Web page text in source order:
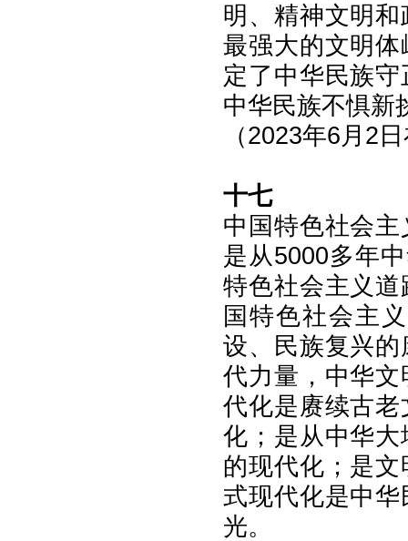
明、精神文明
最强大的文明
定了中华民族
中华民族不惧新
（2023年6月2
十七
中国特色社会
是从5000多年
特色社会主义
国特色社会主
设、民族复兴
代力量，中华
代化是赓续古
化；是从中华
的现代化；是
式现代化是中
光。